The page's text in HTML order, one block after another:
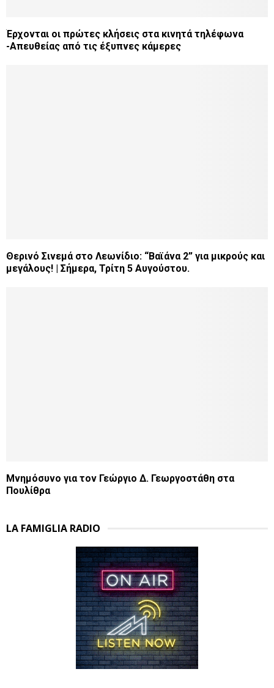
Έρχονται οι πρώτες κλήσεις στα κινητά τηλέφωνα
-Απευθείας από τις έξυπνες κάμερες
Θερινό Σινεμά στο Λεωνίδιο: “Βαϊάνα 2” για μικρούς και
μεγάλους! | Σήμερα, Τρίτη 5 Αυγούστου.
Μνημόσυνο για τον Γεώργιο Δ. Γεωργοστάθη στα
Πουλίθρα
LA FAMIGLIA RADIO